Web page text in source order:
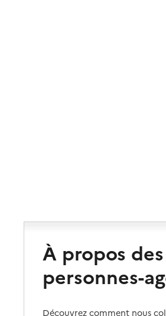
À propos
personnes-
Découvrez comment nous